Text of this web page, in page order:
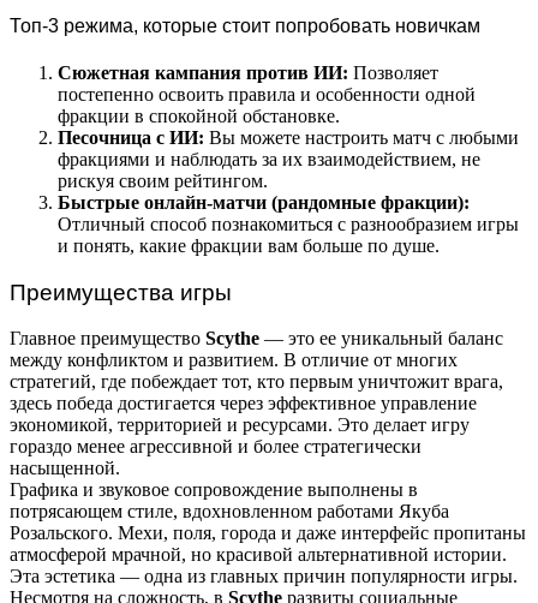
Топ-3 режима, которые стоит попробовать новичкам
Сюжетная кампания против ИИ: Позволяет
постепенно освоить правила и особенности одной
фракции в спокойной обстановке.
Песочница с ИИ: Вы можете настроить матч с любыми
фракциями и наблюдать за их взаимодействием, не
рискуя своим рейтингом.
Быстрые онлайн-матчи (рандомные фракции):
Отличный способ познакомиться с разнообразием игры
и понять, какие фракции вам больше по душе.
Преимущества игры
Главное преимущество Scythe — это ее уникальный баланс
между конфликтом и развитием. В отличие от многих
стратегий, где побеждает тот, кто первым уничтожит врага,
здесь победа достигается через эффективное управление
экономикой, территорией и ресурсами. Это делает игру
гораздо менее агрессивной и более стратегически
насыщенной.
Графика и звуковое сопровождение выполнены в
потрясающем стиле, вдохновленном работами Якуба
Розальского. Мехи, поля, города и даже интерфейс пропитаны
атмосферой мрачной, но красивой альтернативной истории.
Эта эстетика — одна из главных причин популярности игры.
Несмотря на сложность, в Scythe развиты социальные